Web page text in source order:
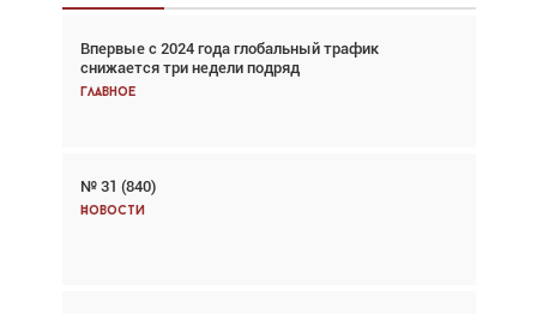
Впервые с 2024 года глобальный трафик
снижается три недели подряд
Главное
№ 31 (840)
Новости
Взгляд с высоты: тандем вертолётов и БПЛА в
спасательных операциях
Главное
Авиационный фотограф Дэйв Кох: «Фотография
говорит сама за себя... а ИИ всё портит»